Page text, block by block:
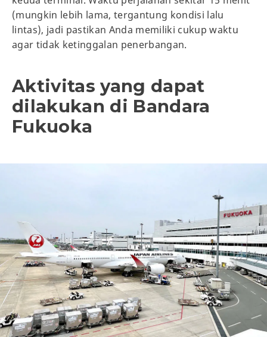
(mungkin lebih lama, tergantung kondisi lalu
lintas), jadi pastikan Anda memiliki cukup waktu
agar tidak ketinggalan penerbangan.
Aktivitas yang dapat
dilakukan di Bandara
Fukuoka